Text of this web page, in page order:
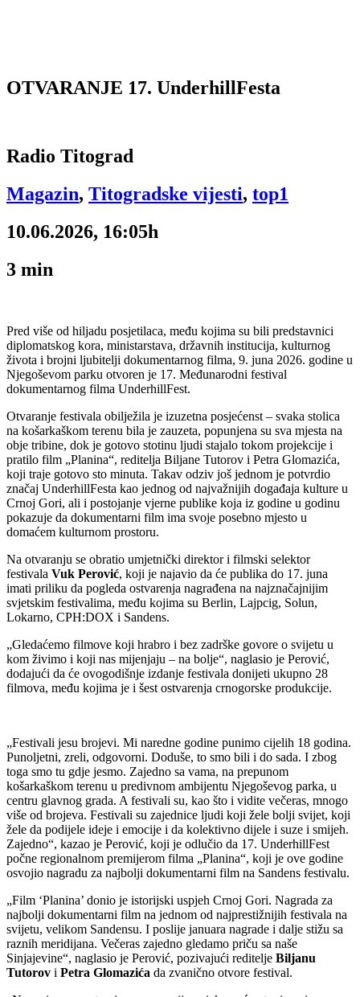
OTVARANJE 17. UnderhillFesta
Radio Titograd
Magazin, Titogradske vijesti, top1
10.06.2026, 16:05h
3 min
Pred više od hiljadu posjetilaca, među kojima su bili predstavnici
diplomatskog kora, ministarstava, državnih institucija, kulturnog
života i brojni ljubitelji dokumentarnog filma, 9. juna 2026. godine u
Njegoševom parku otvoren je 17. Međunarodni festival
dokumentarnog filma UnderhillFest.
Otvaranje festivala obilježila je izuzetna posjećenst – svaka stolica
na košarkaškom terenu bila je zauzeta, popunjena su sva mjesta na
obje tribine, dok je gotovo stotinu ljudi stajalo tokom projekcije i
pratilo film „Planina“, reditelja Biljane Tutorov i Petra Glomazića,
koji traje gotovo sto minuta. Takav odziv još jednom je potvrdio
značaj UnderhillFesta kao jednog od najvažnijih događaja kulture u
Crnoj Gori, ali i postojanje vjerne publike koja iz godine u godinu
pokazuje da dokumentarni film ima svoje posebno mjesto u
domaćem kulturnom prostoru.
Na otvaranju se obratio umjetnički direktor i filmski selektor
festivala Vuk Perović, koji je najavio da će publika do 17. juna
imati priliku da pogleda ostvarenja nagrađena na najznačajnijim
svjetskim festivalima, među kojima su Berlin, Lajpcig, Solun,
Lokarno, CPH:DOX i Sandens.
„Gledaćemo filmove koji hrabro i bez zadrške govore o svijetu u
kom živimo i koji nas mijenjaju – na bolje“, naglasio je Perović,
dodajući da će ovogodišnje izdanje festivala donijeti ukupno 28
filmova, među kojima je i šest ostvarenja crnogorske produkcije.
„Festivali jesu brojevi. Mi naredne godine punimo cijelih 18 godina.
Punoljetni, zreli, odgovorni. Doduše, to smo bili i do sada. I zbog
toga smo tu gdje jesmo. Zajedno sa vama, na prepunom
košarkaškom terenu u predivnom ambijentu Njegoševog parka, u
centru glavnog grada. A festivali su, kao što i vidite večeras, mnogo
više od brojeva. Festivali su zajednice ljudi koji žele bolji svijet, koji
žele da podijele ideje i emocije i da kolektivno dijele i suze i smijeh.
Zajedno“, kazao je Perović, koji je odlučio da 17. UnderhillFest
počne regionalnom premijerom filma „Planina“, koji je ove godine
osvojio nagradu za najbolji dokumentarni film na Sandens festivalu.
„Film ‘Planina’ donio je istorijski uspjeh Crnoj Gori. Nagrada za
najbolji dokumentarni film na jednom od najprestižnijih festivala na
svijetu, velikom Sandensu. I poslije januara nagrade i dalje stižu sa
raznih meridijana. Večeras zajedno gledamo priču sa naše
Sinjajevine“, naglasio je Perović, pozivajući reditelje Biljanu
Tutorov i Petra Glomazića da zvanično otvore festival.